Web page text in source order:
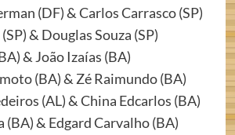
(DF) & Carlos Carrasco (SP)
& Douglas Souza (SP)
& João Izaías (BA)
(BA) & Zé Raimundo (BA)
(AL) & China Edcarlos (BA)
(BA) & Edgard Carvalho (BA)